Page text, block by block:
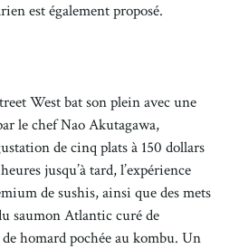
est également proposé.
West bat son plein avec une
le chef Nao Akutagawa,
de cinq plats à 150 dollars
jusqu’à tard, l’expérience
de sushis, ainsi que des mets
saumon Atlantic curé de
homard pochée au kombu. Un